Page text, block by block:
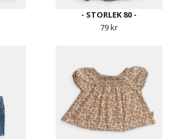
- STORLEK 80 -
79 kr